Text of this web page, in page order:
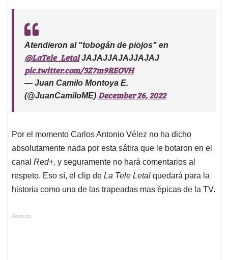
Atendieron al "tobogán de piojos" en
@LaTele_LetalJAJAJJAJAJJAJAJ
pic.twitter.com/3Z7m9REOVH
— Juan Camilo Montoya E.
(@JuanCamiloME) December 26, 2022
Por el momento Carlos Antonio Vélez no ha dicho
absolutamente nada por esta sátira que le botaron en el
canal Red+, y seguramente no hará comentarios al
respeto. Eso sí, el clip de La Tele Letal quedará para la
historia como una de las trapeadas mas épicas de la TV.
Anuncios.